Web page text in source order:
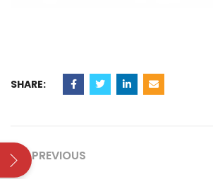
SHARE:
PREVIOUS